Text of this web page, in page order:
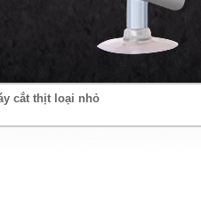
cắt thịt loại nhỏ